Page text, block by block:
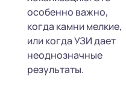
особенно важно,
когда камни мелкие,
или когда УЗИ дает
неоднозначные
результаты.